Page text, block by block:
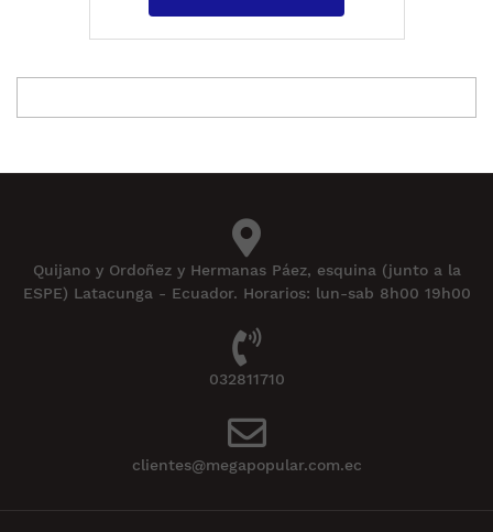
Quijano y Ordoñez y Hermanas Páez, esquina (junto a la
ESPE) Latacunga - Ecuador. Horarios: lun-sab 8h00 19h00
032811710
clientes@megapopular.com.ec